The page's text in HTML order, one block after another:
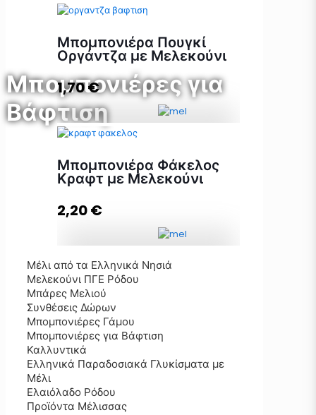
Μπομπονιέρες για
Βάφτιση
Προσθήκη στο καλάθι
Μπομπονιέρα Πουγκί
Οργάντζα με Μελεκούνι
1,70€
Μελεκούνι ποσότητα
Προσθήκη στο καλάθι
Μπομπονιέρα Φάκελος
Κραφτ με Μελεκούνι
2,20€
Μπομπονιέρα Φάκελος Κραφτ με
Μελεκούνι ποσότητα
Προσθήκη στο καλάθι
Μέλι από τα Ελληνικά Νησιά
Μελεκούνι ΠΓΕ Ρόδου
Μπάρες Μελιού
Συνθέσεις Δώρων
Μπομπονιέρες Γάμου
Μπομπονιέρες για Βάφτιση
Καλλυντικά
Ελληνικά Παραδοσιακά Γλυκίσματα με
Μέλι
Ελαιόλαδο Ρόδου
Προϊόντα Μέλισσας